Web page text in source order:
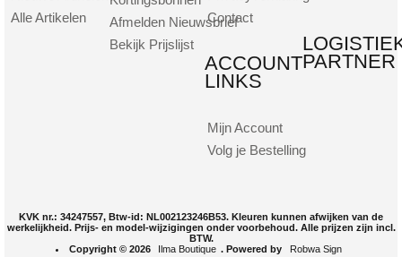
Alle Artikelen
Afmelden Nieuwsbrief
Bekijk Prijslijst
Contact
ACCOUNT
LINKS
Mijn Account
Volg je Bestelling
PARTNER
KVK nr.: 34247557, Btw-id: NL002123246B53. Kleuren kunnen afwijken van de
werkelijkheid. Prijs- en model-wijzigingen onder voorbehoud. Alle prijzen zijn incl.
BTW.
Copyright © 2026
Ilma Boutique . Powered by Robwa Sign